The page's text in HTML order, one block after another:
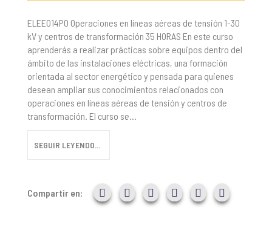
ELEE014PO Operaciones en líneas aéreas de tensión 1-30
kV y centros de transformación 35 HORAS En este curso
aprenderás a realizar prácticas sobre equipos dentro del
ámbito de las instalaciones eléctricas, una formación
orientada al sector energético y pensada para quienes
desean ampliar sus conocimientos relacionados con
operaciones en líneas aéreas de tensión y centros de
transformación. El curso se...
SEGUIR LEYENDO...
Compartir en: